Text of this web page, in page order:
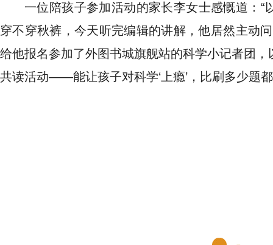
一位陪孩子参加活动的家长李女士感慨道：“
穿不穿秋裤，今天听完编辑的讲解，他居然主动
给他报名参加了外图书城旗舰站的科学小记者团
共读活动——能让孩子对科学‘上瘾’，比刷多少题